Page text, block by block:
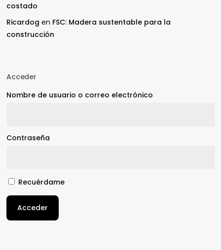
costado
Ricardog en FSC: Madera sustentable para la
construcción
Acceder
Nombre de usuario o correo electrónico
Contraseña
Recuérdame
Acceder